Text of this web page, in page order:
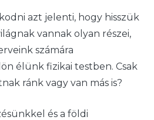
azt jelenti, hogy hisszük
vannak olyan részei,
számára
élünk fizikai testben. Csak
ránk vagy van más is?
és a földi